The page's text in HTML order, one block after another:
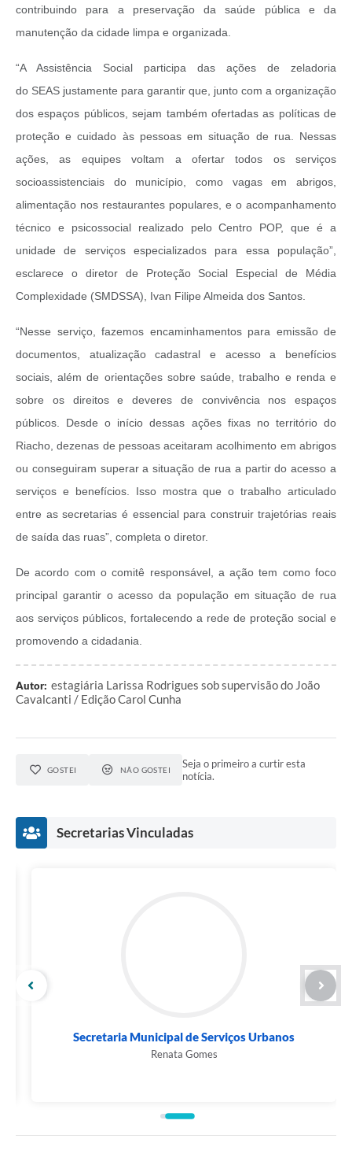
contribuindo para a preservação da saúde pública e da
manutenção da cidade limpa e organizada.
“A Assistência Social participa das ações de zeladoria
do SEAS justamente para garantir que, junto com a organização
dos espaços públicos, sejam também ofertadas as políticas de
proteção e cuidado às pessoas em situação de rua. Nessas
ações, as equipes voltam a ofertar todos os serviços
socioassistenciais do município, como vagas em abrigos,
alimentação nos restaurantes populares, e o acompanhamento
técnico e psicossocial realizado pelo Centro POP, que é a
unidade de serviços especializados para essa população”,
esclarece o diretor de Proteção Social Especial de Média
Complexidade (SMDSSA), Ivan Filipe Almeida dos Santos.
“Nesse serviço, fazemos encaminhamentos para emissão de
documentos, atualização cadastral e acesso a benefícios
sociais, além de orientações sobre saúde, trabalho e renda e
sobre os direitos e deveres de convivência nos espaços
públicos. Desde o início dessas ações fixas no território do
Riacho, dezenas de pessoas aceitaram acolhimento em abrigos
ou conseguiram superar a situação de rua a partir do acesso a
serviços e benefícios. Isso mostra que o trabalho articulado
entre as secretarias é essencial para construir trajetórias reais
de saída das ruas”, completa o diretor.
De acordo com o comitê responsável, a ação tem como foco
principal garantir o acesso da população em situação de rua
aos serviços públicos, fortalecendo a rede de proteção social e
promovendo a cidadania.
Autor: estagiária Larissa Rodrigues sob supervisão do João
Cavalcanti / Edição Carol Cunha
GOSTEI NÃO GOSTEI
Seja o primeiro a curtir esta
notícia.
Secretarias Vinculadas
Secretaria Municipal de Serviços Urbanos
Renata Gomes